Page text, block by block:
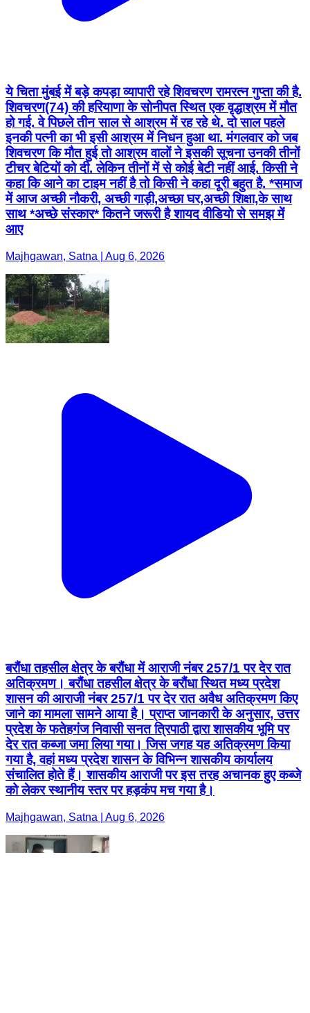
ये चिता मुंबई में बड़े कपड़ा व्यापारी रहे शिवचरण रामरत्न गुप्ता की है.
शिवचरण(74) की हरियाणा के सोनीपत स्थित एक वृद्धाश्रम में मौत
हो गई. वे पिछले तीन साल से आश्रम में रह रहे थे. दो साल पहले
इनकी पत्नी का भी इसी आश्रम में निधन हुआ था. मंगलवार को जब
शिवचरण कि मौत हुई तो आश्रम वालों ने इसकी सूचना उनकी तीनों
टीचर बेटियों को दी. लेकिन तीनों में से कोई बेटी नहीं आई. किसी ने
कहा कि आने का टाइम नहीं है तो किसी ने कहा दूरी बहुत है. *समाज
में आज अच्छी नौकरी, अच्छी गाड़ी,अच्छा घर,अच्छी शिक्षा,के साथ
साथ *अच्छे संस्कार* कितने जरूरी है शायद वीडियो से समझ में
आए
Majhgawan, Satna | Aug 6, 2026
बरौंधा तहसील क्षेत्र के बरौंधा में आराजी नंबर 257/1 पर देर रात
अतिक्रमण। बरौंधा तहसील क्षेत्र के बरौंधा स्थित मध्य प्रदेश
शासन की आराजी नंबर 257/1 पर देर रात अवैध अतिक्रमण किए
जाने का मामला सामने आया है। प्राप्त जानकारी के अनुसार, उत्तर
प्रदेश के फतेहगंज निवासी सनत त्रिपाठी द्वारा शासकीय भूमि पर
देर रात कब्जा जमा लिया गया। जिस जगह यह अतिक्रमण किया
गया है, वहां मध्य प्रदेश शासन के विभिन्न शासकीय कार्यालय
संचालित होते हैं। शासकीय आराजी पर इस तरह अचानक हुए कब्जे
को लेकर स्थानीय स्तर पर हड़कंप मच गया है।
Majhgawan, Satna | Aug 6, 2026